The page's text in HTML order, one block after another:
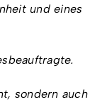
und eines
sondern auch